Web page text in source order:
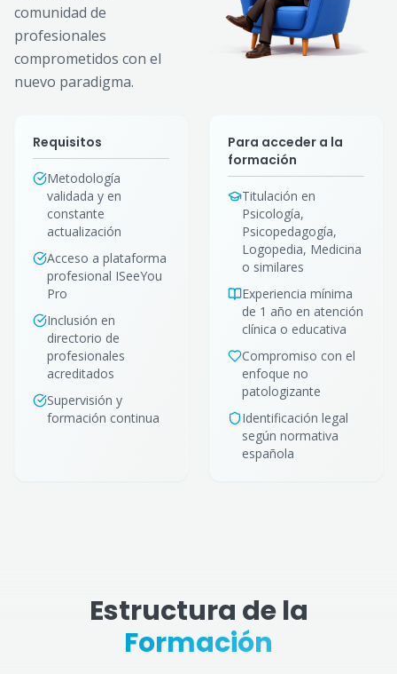
comunidad de
profesionales
comprometidos con el
nuevo paradigma.
Requisitos
Metodología
validada y en
constante
actualización
Acceso a plataforma
profesional ISeeYou
Pro
Inclusión en
directorio de
profesionales
acreditados
Supervisión y
formación continua
Para acceder a la
formación
Titulación en
Psicología,
Psicopedagogía,
Logopedia, Medicina
o similares
Experiencia mínima
de 1 año en atención
clínica o educativa
Compromiso con el
enfoque no
patologizante
Identificación legal
según normativa
española
Estructura de la
Formación